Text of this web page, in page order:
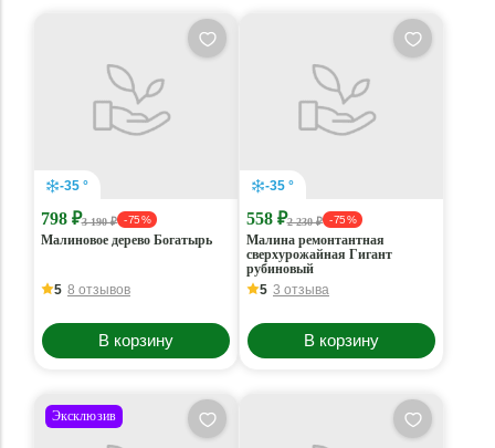
-35 °
798 ₽3 190 ₽ - 75 %
Малиновое дерево Богатырь
5 8 отзывов
В корзину
-35 °
558 ₽2 230 ₽ - 75 %
Малина ремонтантная
сверхурожайная Гигант
рубиновый
5 3 отзыва
В корзину
Эксклюзив